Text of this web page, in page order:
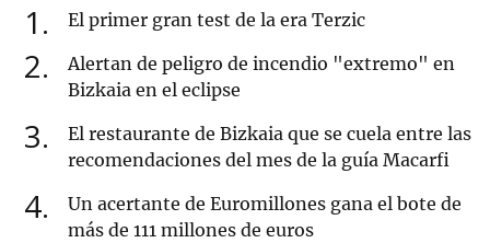
1 El primer gran test de la era Terzic
2
Alertan de peligro de incendio "extremo" en
Bizkaia en el eclipse
3
El restaurante de Bizkaia que se cuela entre las
recomendaciones del mes de la guía Macarfi
4
Un acertante de Euromillones gana el bote de
más de 111 millones de euros